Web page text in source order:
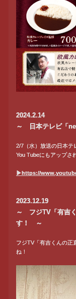
2024.2.14
～ 日本テレビ「
2/7（水）放送の日本テ
You Tubeにもアップさ
▶https://
2023.12.19
～ フジTV「有吉
す！ ～
フジTV「有吉くんの正
ね！